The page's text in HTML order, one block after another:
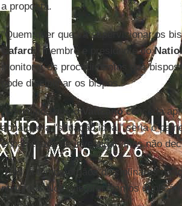
a proposta.
"Quem quer que vá supervisionar os
Cafardi , membro e presidente do
monitorar os procedimentos dos
pode disciplinar os bispos."
Assumindo que oVaticanoconceda
acha que a "situação ideal" seria o
encarregado de investigar, mas não
"Nós já temos órgãos disciplinares na
na Igreja. Nós não precisamos duplicá-